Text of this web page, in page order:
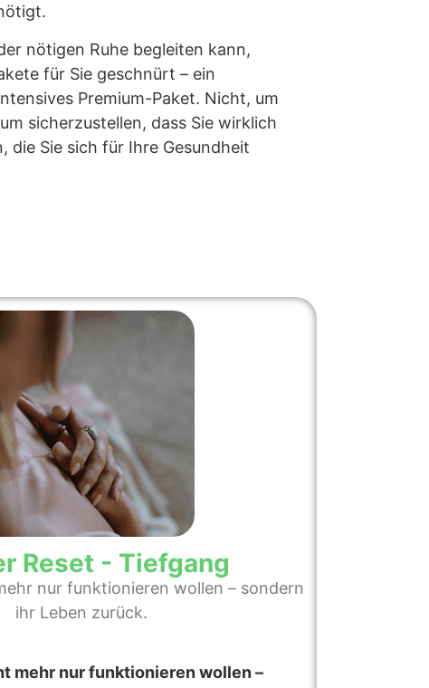
nötigen Ruhe begleiten kann,
für Sie geschnürt – ein
Premium-Paket. Nicht, um
sicherzustellen, dass Sie wirklich
Sie sich für Ihre Gesundheit
Reset - Tiefgang
nur funktionieren wollen – sondern
ihr Leben zurück.
mehr nur funktionieren wollen –